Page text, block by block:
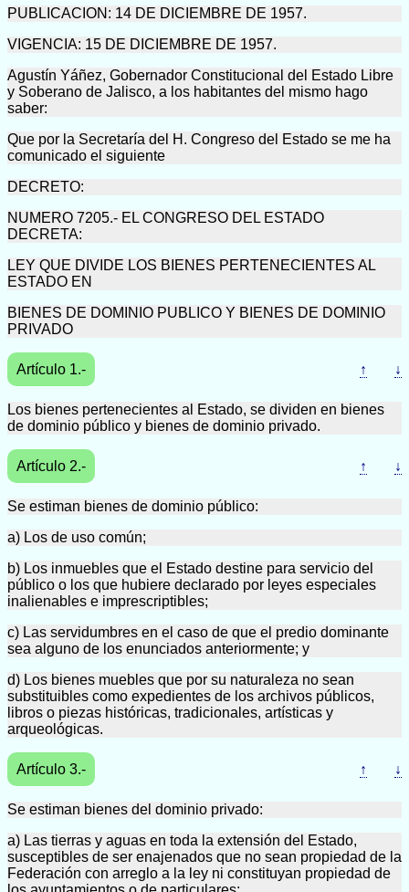
PUBLICACION: 14 DE DICIEMBRE DE 1957.
VIGENCIA: 15 DE DICIEMBRE DE 1957.
Agustín Yáñez, Gobernador Constitucional del Estado Libre
y Soberano de Jalisco, a los habitantes del mismo hago
saber:
Que por la Secretaría del H. Congreso del Estado se me ha
comunicado el siguiente
DECRETO:
NUMERO 7205.- EL CONGRESO DEL ESTADO
DECRETA:
LEY QUE DIVIDE LOS BIENES PERTENECIENTES AL
ESTADO EN
BIENES DE DOMINIO PUBLICO Y BIENES DE DOMINIO
PRIVADO
Artículo 1.- ↑ ↓
Los bienes pertenecientes al Estado, se dividen en bienes
de dominio público y bienes de dominio privado.
Artículo 2.- ↑ ↓
Se estiman bienes de dominio público:
a) Los de uso común;
b) Los inmuebles que el Estado destine para servicio del
público o los que hubiere declarado por leyes especiales
inalienables e imprescriptibles;
c) Las servidumbres en el caso de que el predio dominante
sea alguno de los enunciados anteriormente; y
d) Los bienes muebles que por su naturaleza no sean
substituibles como expedientes de los archivos públicos,
libros o piezas históricas, tradicionales, artísticas y
arqueológicas.
Artículo 3.- ↑ ↓
Se estiman bienes del dominio privado:
a) Las tierras y aguas en toda la extensión del Estado,
susceptibles de ser enajenados que no sean propiedad de la
Federación con arreglo a la ley ni constituyan propiedad de